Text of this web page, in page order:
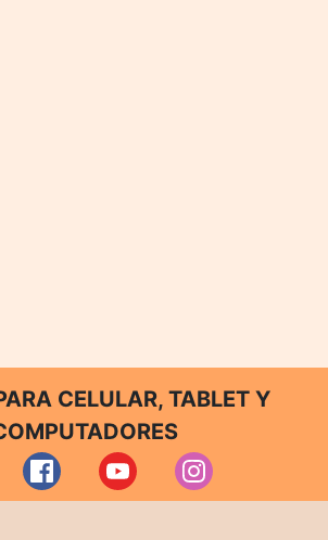
CELULAR, TABLET Y